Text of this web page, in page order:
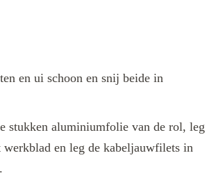
en ui schoon en snij beide in
stukken aluminiumfolie van de rol, leg
werkblad en leg de kabeljauwfilets in